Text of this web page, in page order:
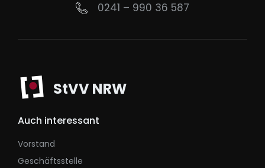
0241 – 990 36 587
StVV NRW
Auch interessant
Vorstand
Geschäftsstelle